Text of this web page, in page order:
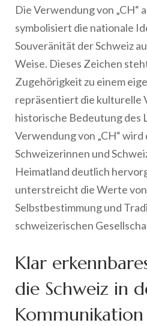
Die Verwendung von „CH“
symbolisiert die nationale
Souveränität der Schweiz
Weise. Dieses Zeichen
Zugehörigkeit zu einem
repräsentiert die kulturelle
historische Bedeutung des
Verwendung von „CH“
Schweizerinnen und
Heimatland deutlich
unterstreicht die Werte
Selbstbestimmung und
schweizerischen
Klar
die Schweiz in
Kommunikation